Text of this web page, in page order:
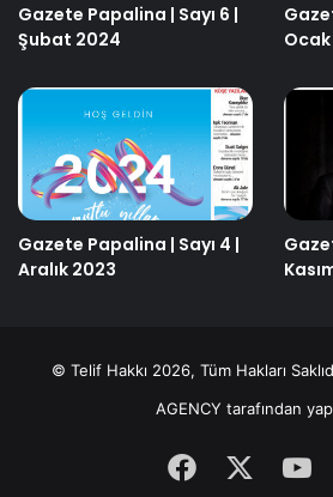
Gazete Papalina | Sayı 6 |
Şubat 2024
Gazete Papalina | Sayı 4 |
Aralık 2023
© Telif Hakkı 2026, Tüm Hakları
AGENCY tarafından
Facebook